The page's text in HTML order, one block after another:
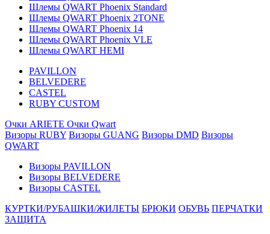
Шлемы QWART Phoenix Standard
Шлемы QWART Phoenix 2TONE
Шлемы QWART Phoenix 14
Шлемы QWART Phoenix VLE
Шлемы QWART HEMI
PAVILLON
BELVEDERE
CASTEL
RUBY CUSTOM
Очки ARIETE Очки Qwart
Визоры RUBY Визоры GUANG Визоры DMD Визоры
QWART
Визоры PAVILLON
Визоры BELVEDERE
Визоры CASTEL
КУРТКИ/РУБАШКИ/ЖИЛЕТЫ БРЮКИ ОБУВЬ ПЕРЧАТКИ
ЗАЩИТА